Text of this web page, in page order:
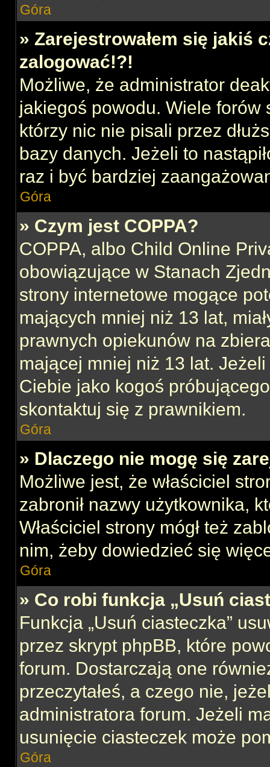
Góra
» Zarejestrowałem się jakiś
zalogować!?!
Możliwe, że administrator
jakiegoś powodu. Wiele forów
którzy nic nie pisali przez
bazy danych. Jeżeli to
raz i być bardziej
Góra
» Czym jest COPPA?
COPPA, albo Child Online
obowiązujące w Stanach
strony internetowe mogące
mających mniej niż 13 lat,
prawnych opiekunów na
mającej mniej niż 13 lat.
Ciebie jako kogoś
skontaktuj się z prawnikiem.
Góra
» Dlaczego nie mogę się
Możliwe jest, że właściciel
zabronił nazwy użytkownika,
Właściciel strony mógł też
nim, żeby dowiedzieć się
Góra
» Co robi funkcja „Usuń
Funkcja „Usuń ciasteczka”
przez skrypt phpBB, które
forum. Dostarczają one
przeczytałeś, a czego nie,
administratora forum. Jeżeli
usunięcie ciasteczek może
Góra